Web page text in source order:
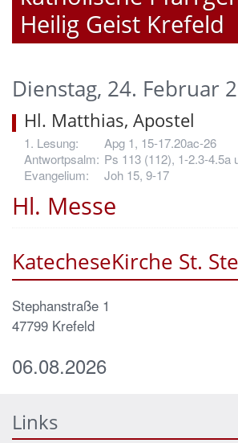
Heilig Geist Krefeld
Hl. Messe
Dienstag, 24. Februar
Hl. Matthias, Apostel
Apg 1, 15-17.20ac-26
Ps 113 (112), 1-2.3-4.5a
Joh 15, 9-17
KatecheseKirche St.
Stephanstraße 1
47799 Krefeld
06.08.2026
Links